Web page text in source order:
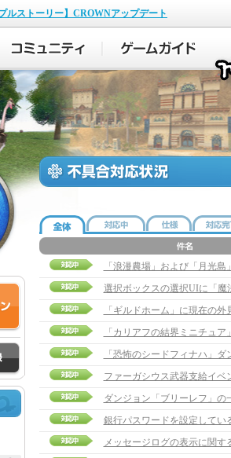
プルストーリー】CROWNアップデート
「浪漫農場」および「月光
選択ボックスの選択UIに「魔
「ギルドホーム」に現在の
「カリアフの結界ミニチュ
「恐怖のシードフィナハ」
ファーガシウス武器支給イ
ダンジョン「ブリーレフ」
銀行パスワードを設定してい
メッセージログの表示に関す